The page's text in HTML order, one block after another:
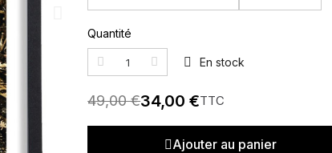
Quantité
En stock
49,00 €34,00 €TTC
Ajouter au panier